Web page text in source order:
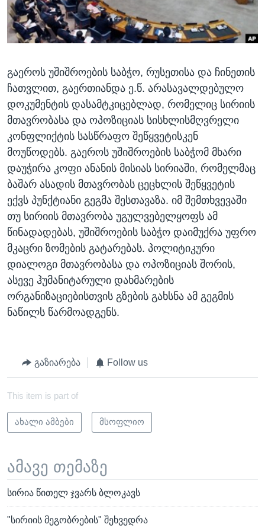
ᲡᲢᲣᲓᲘᲐ ᲕᲐᲨᲘᲜᲒᲢᲝᲜᲘ
ᲔᲙᲝᲜᲝᲛᲘᲙᲐ
ᲯᲐᲜᲛᲠᲗᲔᲚᲝᲑᲐ
ᲘᲜᲢᲔᲠᲕᲘᲣ
ᲙᲣᲚᲢᲣᲠᲐ
ᲒᲐᲚᲘᲚᲔᲝ
ᲓᲔᲖᲘᲜᲤᲝᲠᲛᲐᲪᲘᲐ
Learning English
ენები
გაეროს უშიშროების საბჭო, რუსეთისა და ჩინეთის
ჩათვლით, გაერთიანდა ე.წ. არასავალდებულო
დოკუმენტის დასამტკიცებლად, რომელიც სირიის
მთავრობასა და ოპოზიციას სისხლისმღვრელი
კონფლიქტის სასწრაფო შეწყვეტისკენ
მოუწოდებს. გაეროს უშიშროების საბჭომ მხარი
დაუჭირა კოფი ანანის მისიას სირიაში, რომელმაც
ბაშარ ასადის მთავრობას ცეცხლის შეწყვეტის
ექვს პუნქტიანი გეგმა შესთავაზა. იმ შემთხვევაში
თუ სირიის მთავრობა უგულვებელყოფს ამ
წინადადებას, უშიშროების საბჭო დაიმუქრა უფრო
მკაცრი ზომების გატარებას. პოლიტიკური
დიალოგი მთავრობასა და ოპოზიციას შორის,
ასევე ჰუმანიტარული დახმარების
ორგანიზაციებისთვის გზების გახსნა ამ გეგმის
ნაწილს წარმოადგენს.
გაზიარება Follow us
This item is part of
ახალი ამბები მსოფლიო
ამავე თემაზე
სირია წითელ ჯვარს ბლოკავს
"სირიის მეგობრების" შეხვედრა